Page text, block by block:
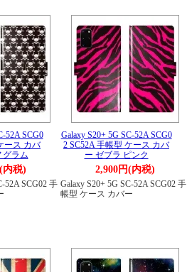
52A SCG0
ース カバ
グラム
内税)
52A SCG02 手
Galaxy S20+ 5G SC-52A SCG0
2 SC52A 手帳型 ケース カバ
ー ゼブラ ピンク
2,900円(内税)
Galaxy S20+ 5G SC-52A SCG02 手
帳型 ケース カバー